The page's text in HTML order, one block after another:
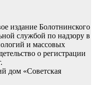
издание Болотнинского
службой по надзору в
и массовых
о регистрации
дом «Советская